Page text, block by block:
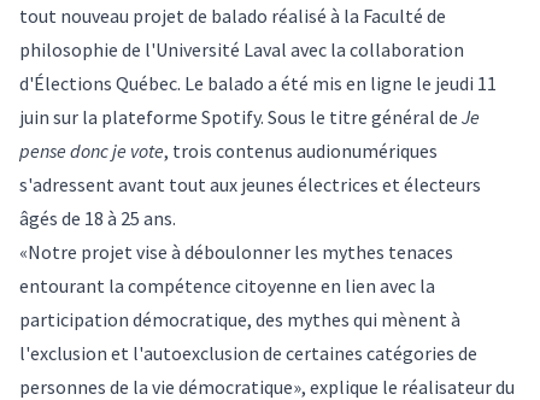
tout nouveau projet de balado réalisé à la Faculté de
philosophie de l'Université Laval avec la collaboration
d'Élections Québec. Le balado a été mis en ligne le jeudi 11
juin sur la plateforme Spotify. Sous le titre général de Je
pense donc je vote, trois contenus audionumériques
s'adressent avant tout aux jeunes électrices et électeurs
âgés de 18 à 25 ans.
«Notre projet vise à déboulonner les mythes tenaces
entourant la compétence citoyenne en lien avec la
participation démocratique, des mythes qui mènent à
l'exclusion et l'autoexclusion de certaines catégories de
personnes de la vie démocratique», explique le réalisateur du